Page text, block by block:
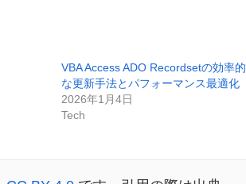
VBA Access ADO Recordsetの効率的
な更新手法とパフォーマンス最適化
2026年1月4日
Tech